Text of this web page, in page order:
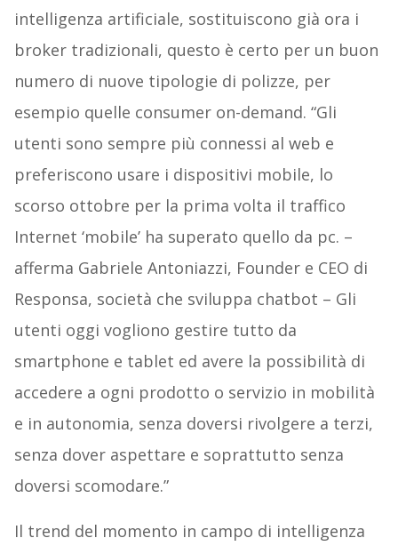
intelligenza artificiale, sostituiscono già ora i
broker tradizionali, questo è certo per un buon
numero di nuove tipologie di polizze, per
esempio quelle consumer on-demand. “Gli
utenti sono sempre più connessi al web e
preferiscono usare i dispositivi mobile, lo
scorso ottobre per la prima volta il traffico
Internet ‘mobile’ ha superato quello da pc. –
afferma Gabriele Antoniazzi, Founder e CEO di
Responsa, società che sviluppa chatbot – Gli
utenti oggi vogliono gestire tutto da
smartphone e tablet ed avere la possibilità di
accedere a ogni prodotto o servizio in mobilità
e in autonomia, senza doversi rivolgere a terzi,
senza dover aspettare e soprattutto senza
doversi scomodare.”
Il trend del momento in campo di intelligenza